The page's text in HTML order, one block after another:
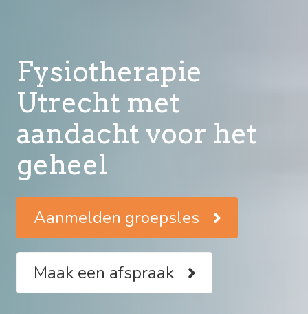
Betrokken. Hands-
on. Persoonlijk.
Aanmelden groepsles
Maak een afspraak
Betrokken. Hands-
on. Persoonlijk.
Aanmelden groepsles
Maak een afspraak
Fysiotherapie
Utrecht met
aandacht voor het
geheel
Aanmelden groepsles
Maak een afspraak